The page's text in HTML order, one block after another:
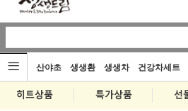
산야초 생생환 생생차 건강차세트